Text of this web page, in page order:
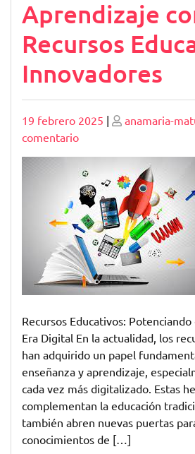
Aprendizaje
Recursos
Innovadores
Publicado
19 febrero 2025 | Publicado
anamaria-
comentarioen
Potenciando
el
Aprendizaje
con
Recursos
Educativos
Innovadores
Recursos Educativos:
Era Digital En la actualidad, los
han adquirido un papel
enseñanza y aprendizaje,
cada vez más digitalizado. Estas
complementan la educación
también abren nuevas puertas
conocimientos de […]